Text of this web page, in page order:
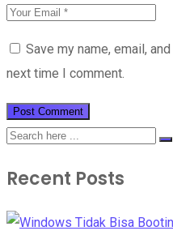
Save my name, email,
next time I comment.
Recent Posts